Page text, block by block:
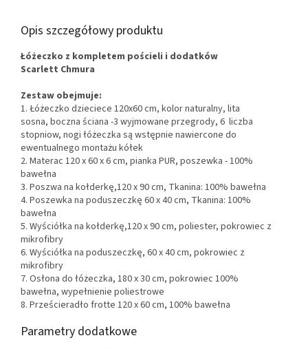
Opis szczegółowy produktu
Łóżeczko z kompletem pościeli i dodatków
Scarlett Chmura
Zestaw obejmuje:
1. Łóżeczko dzieciece 120x60 cm, kolor naturalny, lita
sosna, boczna ściana -3 wyjmowane przegrody, 6 liczba
stopniow, nogi łóżeczka są wstępnie nawiercone do
ewentualnego montażu kółek
2. Materac 120 x 60 x 6 cm, pianka PUR, poszewka - 100%
bawełna
3. Poszwa na kołderkę,120 x 90 cm, Tkanina: 100% bawełna
4. Poszewka na poduszeczkę 60 x 40 cm, Tkanina: 100%
bawełna
5. Wyściółka na kołderkę,120 x 90 cm, poliester, pokrowiec z
mikrofibry
6. Wyściółka na poduszeczkę, 60 x 40 cm, pokrowiec z
mikrofibry
7. Osłona do łóżeczka, 180 x 30 cm, pokrowiec 100%
bawełna, wypełnienie poliestrowe
8. Prześcieradło frotte 120 x 60 cm, 100% bawełna
Parametry dodatkowe